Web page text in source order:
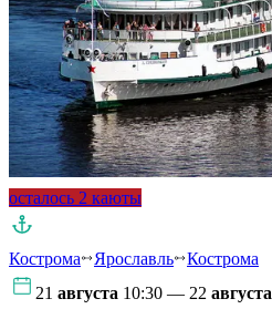
осталось 2 каюты
Кострома Ярославль
Кострома
21 августа 10:30 — 22 августа